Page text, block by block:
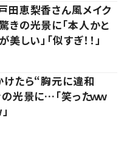
田恵梨香さん風メイク
の光景に「本人かと
しい」「似すぎ！！」
けたら“胸元に違和
光景に…「笑ったｗｗ